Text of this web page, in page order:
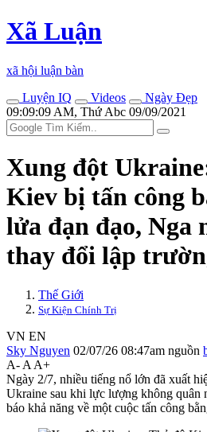
Xã Luận
xã hội luận bàn
Luyện IQ
Videos
Ngày Đẹp
09:09:09 AM, Thứ Abc 09/09/2021
Xung đột
Kiev bị tấn công
lửa đạn đạo, Nga
thay đổi lập
Thế Giới
Sự Kiện Chính Trị
VN EN
Sky Nguyen 02/07/26 08:47am nguồn
A- A A+
Ngày 2/7, nhiều tiếng nổ lớn đã xuất
Ukraine sau khi lực lượng không quân
báo khả năng về một cuộc tấn công